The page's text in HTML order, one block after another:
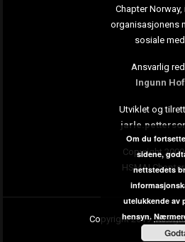
Chapter Norway,
organisasjonens
sosiale
Ansvarlig
Ingunn
Utviklet og
Copyright
HSMAI
Copyright 2019. All
Om du
sidene,
nettstedets
utelukkende av
hensyn.